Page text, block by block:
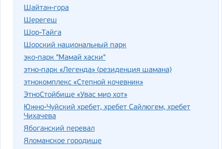
Шайтан-гора
Шерегеш
Шор-Тайга
Шорский национальный парк
эко-парк "Мамай хаски"
этно-парк «Легенда» (резиденция шамана)
этнокомплекс «Степной кочевник»
ЭтноСтойбище «Увас мир хот»
Южно-Чуйский хребет, хребет Сайлюгем, хребет
Чихачева
Ябоганский перевал
Яломанское городище